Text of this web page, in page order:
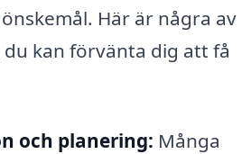
Här är några av
kan förvänta dig att få
och planering: Många